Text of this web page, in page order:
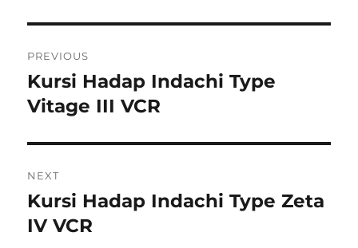
navigation
PREVIOUS
Previous
post:
Kursi Hadap Indachi Type
Vitage III VCR
NEXT
Next
post:
Kursi Hadap Indachi Type Zeta
IV VCR